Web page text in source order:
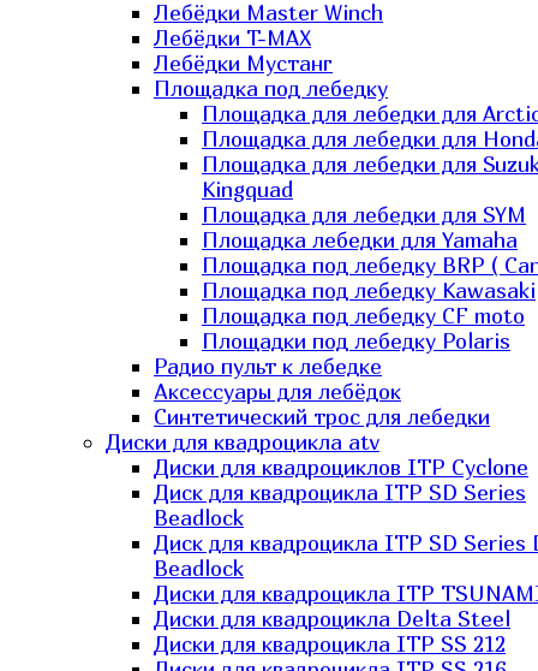
Лебёдки Master Winch
Лебёдки T-MAX
Лебёдки Мустанг
Площадка под лебедку
Площадка для лебедки для
Площадка для лебедки для
Площадка для лебедки для
Kingquad
Площадка для лебедки для SYM
Площадка лебедки для Yamaha
Площадка под лебедку BRP (
Площадка под лебедку Kawasaki
Площадка под лебедку СF moto
Площадки под лебедку Polaris
Радио пульт к лебедке
Аксессуары для лебёдок
Синтетический трос для лебедки
Диски для квадроцикла atv
Диски для квадроциклов ITP Cyclone
Диск для квадроцикла ITP SD Series
Beadlock
Диск для квадроцикла ITP SD Series
Beadlock
Диски для квадроцикла ITP
Диски для квадроцикла Delta Steel
Диски для квадроцикла ITP SS 212